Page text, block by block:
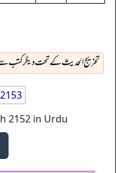
تخریج الحدیث کے تحت دیگر کتب
2153
2152 in Urdu